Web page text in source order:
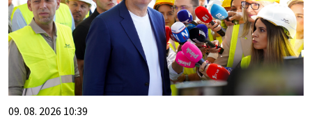
09. 08. 2026 10:39